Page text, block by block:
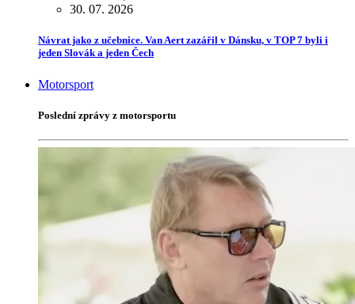
30. 07. 2026
Návrat jako z učebnice. Van Aert zazářil v Dánsku, v TOP 7 byli i
jeden Slovák a jeden Čech
Motorsport
Poslední zprávy z motorsportu